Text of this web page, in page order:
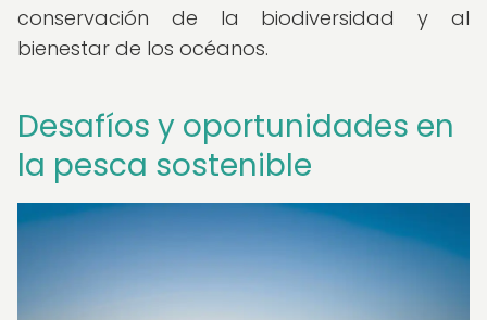
conservación de la biodiversidad y al
bienestar de los océanos.
Desafíos y oportunidades en
la pesca sostenible